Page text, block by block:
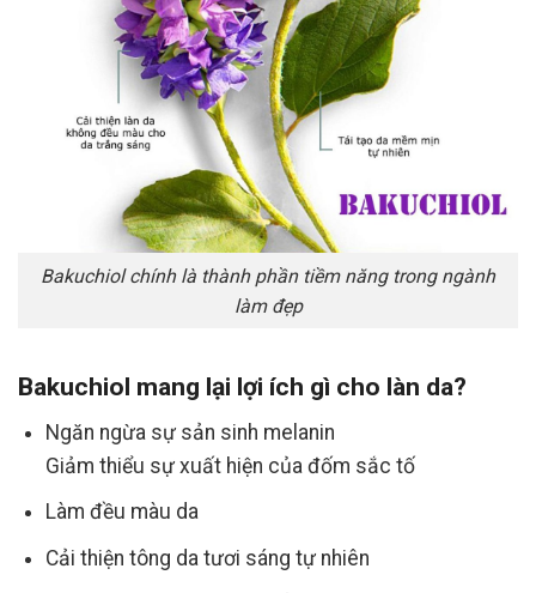
Bakuchiol chính là thành phần tiềm năng trong ngành
làm đẹp
Bakuchiol mang lại lợi ích gì cho làn da?
Ngăn ngừa sự sản sinh melanin
Giảm thiểu sự xuất hiện của đốm sắc tố
Làm đều màu da
Cải thiện tông da tươi sáng tự nhiên